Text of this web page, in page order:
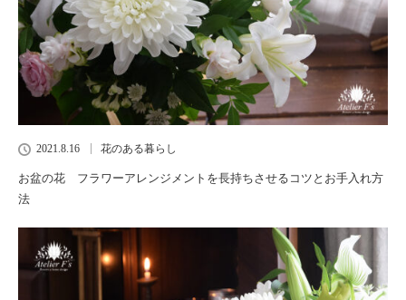
2021.8.16 花のある暮らし
お盆の花 フラワーアレンジメントを長持ちさせるコツとお手入れ方
法